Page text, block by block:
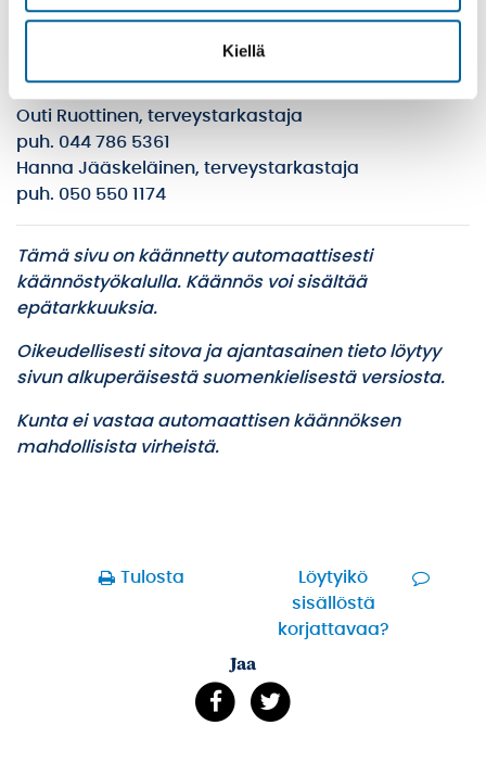
Kiellä
Outi Ruottinen, terveystarkastaja
puh. 044 786 5361
Hanna Jääskeläinen, terveystarkastaja
puh. 050 550 1174
Tämä sivu on käännetty automaattisesti
käännöstyökalulla. Käännös voi sisältää
epätarkkuuksia.
Oikeudellisesti sitova ja ajantasainen tieto löytyy
sivun alkuperäisestä suomenkielisestä versiosta.
Kunta ei vastaa automaattisen käännöksen
mahdollisista virheistä.
Tulosta
Löytyikö
sisällöstä
korjattavaa?
Jaa